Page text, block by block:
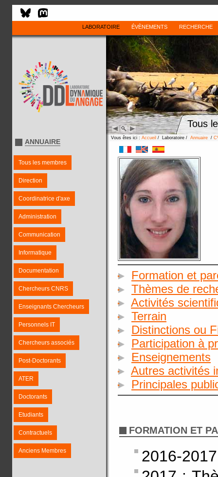
LABORATOIRE ÉVÈNEMENTS RECHERCHE
Tous
ANNUAIRE
Tous les membres
Direction
Coordinatrice d'axe
Administration
Communication
Informatique
Documentation
Chercheurs CNRS
Enseignants Chercheurs
Personnels IT
Chercheurs associés
Post-Doctorants
ATER
Doctorants
Etudiants
Contractuels
Anciens Membres
Vous êtes ici : Accueil / Laboratoire / Annuaire /
Formation et
Thèmes de
Activités
Terrain
Distinctions ou
Participation à
Enseignements
Autres activités
Principales
FORMATION ET
2016-